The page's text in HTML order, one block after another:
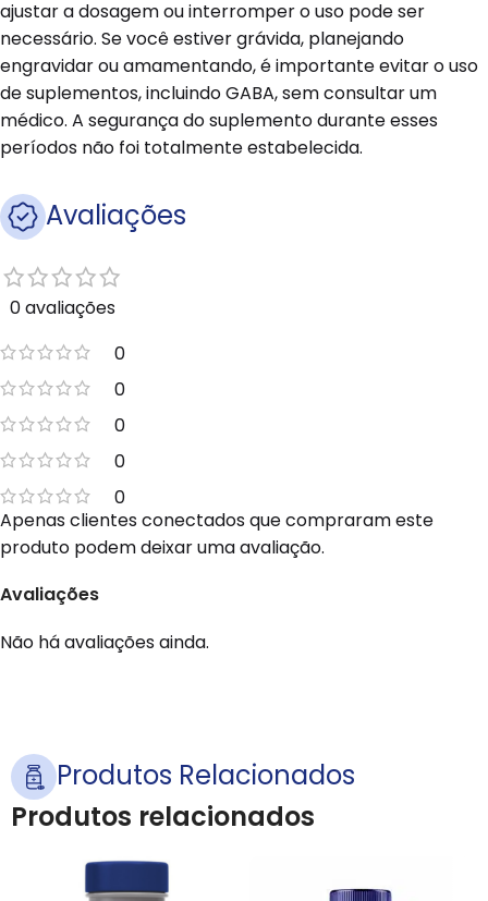
ajustar a dosagem ou interromper o uso pode ser
necessário. Se você estiver grávida, planejando
engravidar ou amamentando, é importante evitar o uso
de suplementos, incluindo GABA, sem consultar um
médico. A segurança do suplemento durante esses
períodos não foi totalmente estabelecida.
Avaliações
0 avaliações
0
0
0
0
0
Avaliações
Não há avaliações ainda.
Apenas clientes conectados que compraram este
produto podem deixar uma avaliação.
Produtos Relacionados
Produtos relacionados